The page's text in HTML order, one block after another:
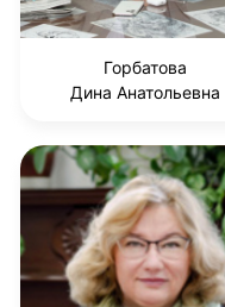
Горбатова
Дина Анатольевна